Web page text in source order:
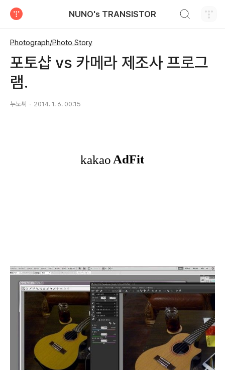
NUNO's TRANSISTOR
Photograph/Photo Story
포토샵 vs 카메라 제조사 프로그
램.
누노씨 2014. 1. 6. 00:15